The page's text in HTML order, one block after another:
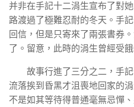
并非在手記十二涓生宣布了對
路渡過了極難忍耐的冬天。手
回信，但是只寄來了兩張書券
了。留意，此時的涓生曾經受餓
故事行進了三分之二，手
流落挨到昏黑才沮喪地回家的
不是如其等待得普通毫無忌憚